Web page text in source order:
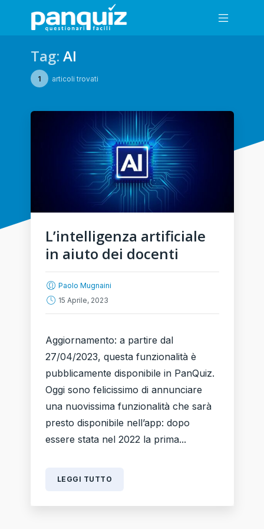
Tag: AI
1 articoli trovati
L’intelligenza artificiale
in aiuto dei docenti
Paolo Mugnaini
15 Aprile, 2023
Aggiornamento: a partire dal
27/04/2023, questa funzionalità è
pubblicamente disponibile in PanQuiz.
Oggi sono felicissimo di annunciare
una nuovissima funzionalità che sarà
presto disponibile nell’app: dopo
essere stata nel 2022 la prima...
LEGGI TUTTO